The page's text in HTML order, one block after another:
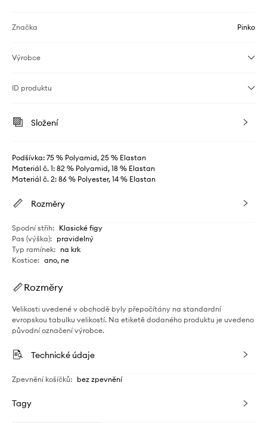
Značka Pinko
Výrobce
ID produktu
Složení
Podšívka: 75 % Polyamid, 25 % Elastan
Materiál č. 1: 82 % Polyamid, 18 % Elastan
Materiál č. 2: 86 % Polyester, 14 % Elastan
Rozměry
Spodní střih: Klasické figy
Pas (výška): pravidelný
Typ ramínek: na krk
Kostice: ano, ne
Rozměry
Velikosti uvedené v obchodě byly přepočítány na standardní
evropskou tabulku velikostí. Na etiketě dodaného produktu je uvedeno
původní označení výrobce.
Technické údaje
Zpevnění košíčků: bez zpevnění
Tagy